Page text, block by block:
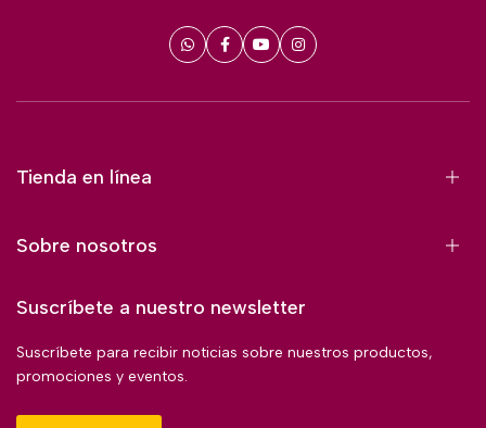
Tienda en línea
Sobre nosotros
Suscríbete a nuestro newsletter
Suscríbete para recibir noticias sobre nuestros productos,
promociones y eventos.